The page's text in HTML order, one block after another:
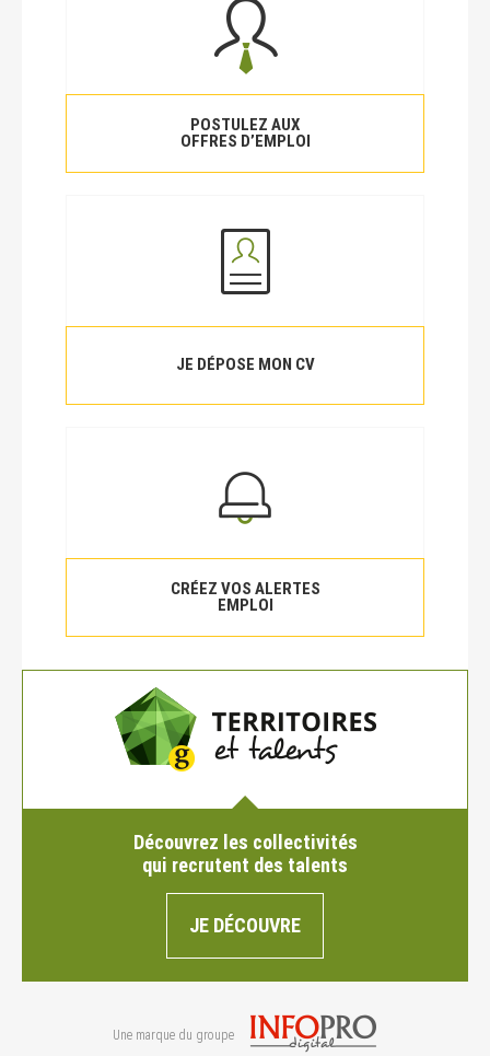
POSTULEZ AUX
OFFRES D’EMPLOI
JE DÉPOSE MON CV
CRÉEZ VOS ALERTES
EMPLOI
Découvrez les collectivités
qui recrutent des talents
JE DÉCOUVRE
Une marque du groupe